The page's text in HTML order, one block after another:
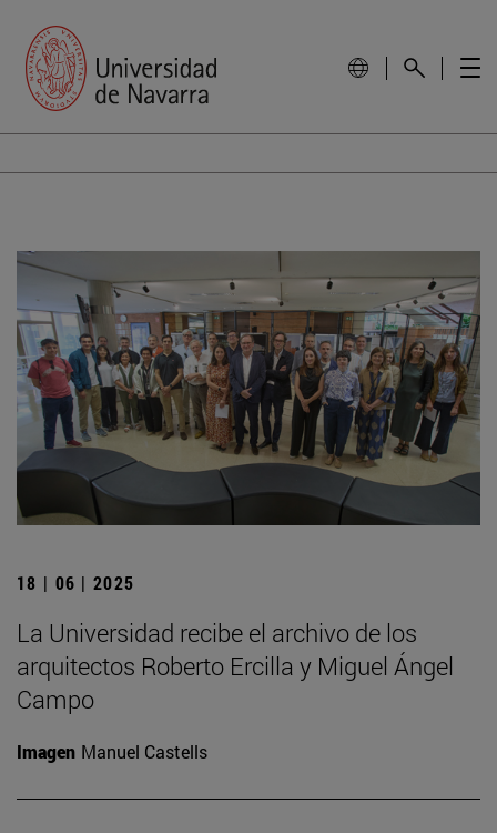
18 | 06 | 2025
La Universidad recibe el archivo de los
arquitectos Roberto Ercilla y Miguel Ángel
Campo
Imagen Manuel Castells